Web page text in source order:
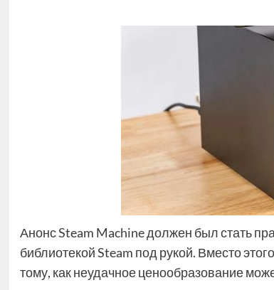
Анонс Steam Machine должен был стать
библиотекой Steam под рукой. Вместо
тому, как неудачное ценообразование